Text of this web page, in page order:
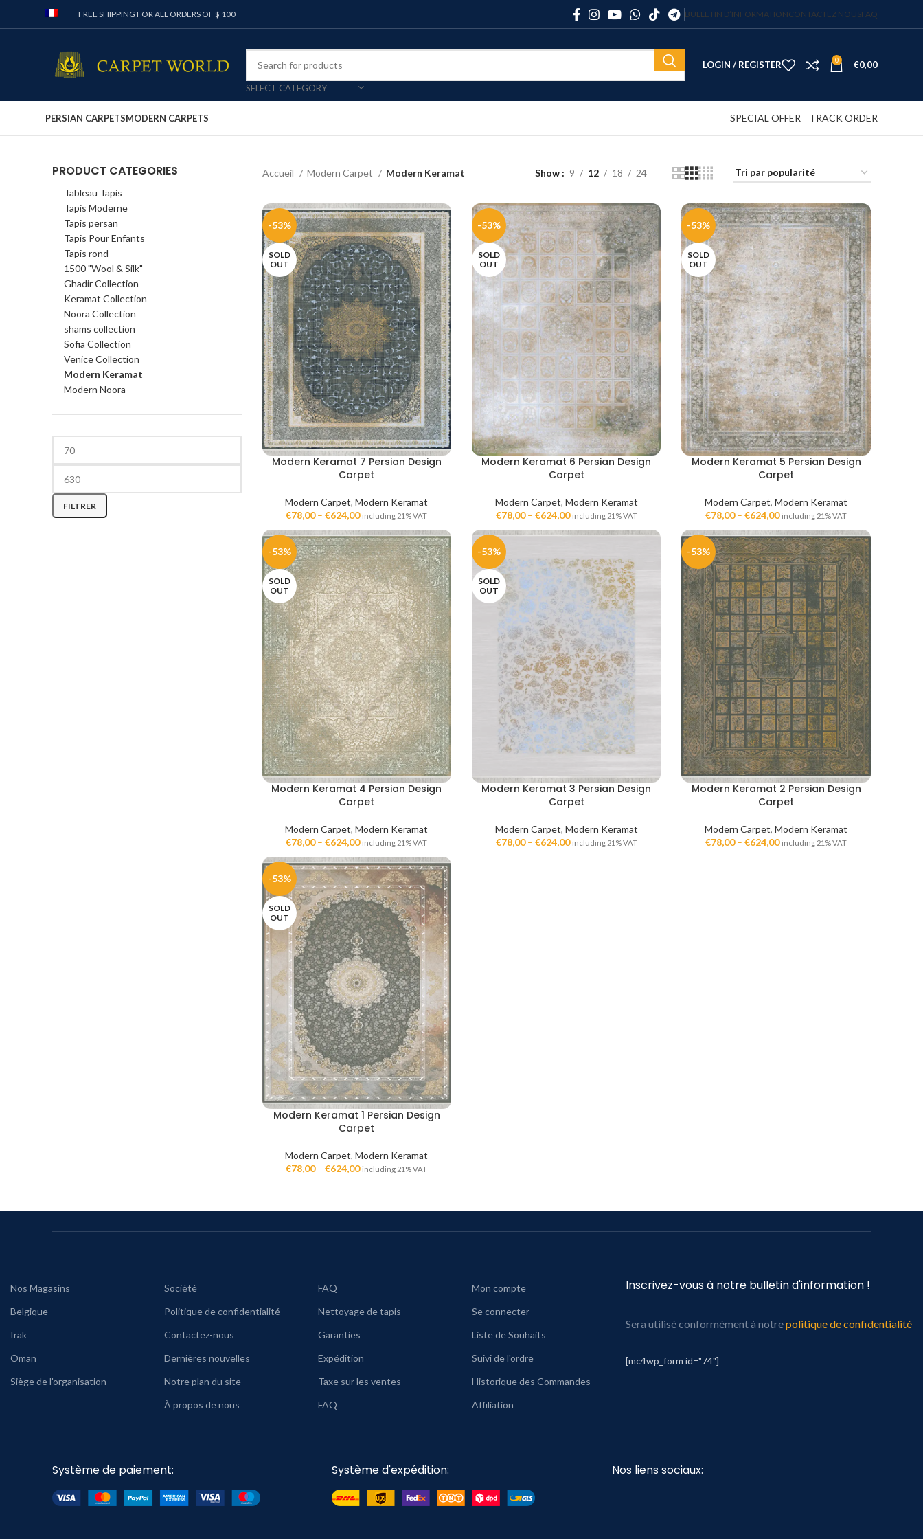
FREE SHIPPING FOR ALL ORDERS OF $ 100 BULLETIN D’INFORMATIONCONTACTEZ NOUSFAQ
SELECT CATEGORY
LOGIN / REGISTER 0 €0,00
PERSIAN CARPETSMODERN CARPETS SPECIAL OFFER TRACK ORDER
PRODUCT CATEGORIES
Tableau Tapis
Tapis Moderne
Tapis persan
Tapis Pour Enfants
Tapis rond
1500 "Wool & Silk"
Ghadir Collection
Keramat Collection
Noora Collection
shams collection
Sofia Collection
Venice Collection
Modern Keramat
Modern Noora
Prix min
Prix max
FILTRER
Accueil Modern Carpet Modern Keramat Show 9 12 18 24
-53%
SOLD
OUT
Modern Keramat 7 Persian Design
Carpet
Modern Carpet,Modern Keramat
€78,00–€624,00 including 21% VAT
-53%
SOLD
OUT
Modern Keramat 6 Persian Design
Carpet
Modern Carpet, Modern Keramat
€78,00– €624,00 including 21% VAT
-53%
SOLD
OUT
Modern Keramat 5 Persian Design
Carpet
Modern Carpet,Modern Keramat
€78,00–€624,00 including 21% VAT
-53%
SOLD
OUT
Modern Keramat 4 Persian Design
Carpet
Modern Carpet,Modern Keramat
€78,00–€624,00 including 21% VAT
-53%
SOLD
OUT
Modern Keramat 3 Persian Design
Carpet
Modern Carpet, Modern Keramat
€78,00– €624,00 including 21% VAT
-53%
Modern Keramat 2 Persian Design
Carpet
Modern Carpet,Modern Keramat
€78,00–€624,00 including 21% VAT
-53%
SOLD
OUT
Modern Keramat 1 Persian Design
Carpet
Modern Carpet,Modern Keramat
€78,00–€624,00 including 21% VAT
Nos Magasins
Belgique
Irak
Oman
Siège de l'organisation
Société
Politique de confidentialité
Contactez-nous
Dernières nouvelles
Notre plan du site
À propos de nous
FAQ
Nettoyage de tapis
Garanties
Expédition
Taxe sur les ventes
FAQ
Mon compte
Se connecter
Liste de Souhaits
Suivi de l'ordre
Historique des Commandes
Affiliation
Inscrivez-vous à notre bulletin d'information !
Sera utilisé conformément à notrepolitique de confidentialité
[mc4wp_form id="74"]
Système de paiement: Système d'expédition: Nos liens sociaux: